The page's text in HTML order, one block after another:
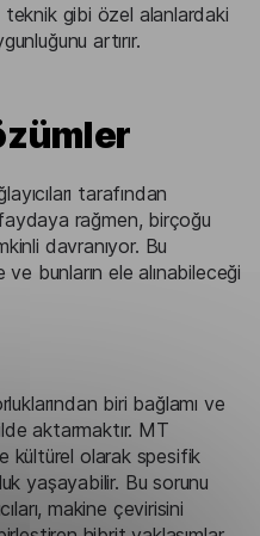
teknik gibi özel alanlardaki
artırır.
tarafından
faydaya rağmen, birçoğu
davranıyor. Bu
bunların ele alınabileceği
biri bağlamı ve
aktarmaktır. MT
kültürel olarak spesifik
yaşayabilir. Bu sorunu
makine çevirisini